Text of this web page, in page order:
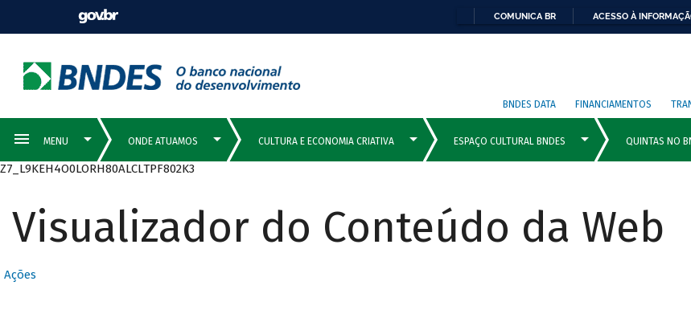
COMUNICA BR ACESSO À
BNDES DATA FINANCIAMENTOS
Z7_L9KEH4O0LORH80ALCLTPF802K3
Visualizador do Conteúdo da Web
Ações